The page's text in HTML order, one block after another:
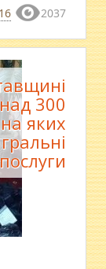
2037
300
яких